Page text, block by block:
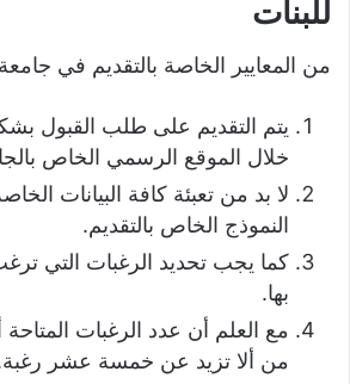
للبنات
من المعايير الخاصة بالتقديم في
يتم التقديم على طلب القبول
خلال الموقع الرسمي الخاص
لا بد من تعبئة كافة البيانات
النموذج الخاص بالتقديم.
كما يجب تحديد الرغبات التي ترغب
بها.
مع العلم أن عدد الرغبات المتاحة
من ألا تزيد عن خمسة عشر